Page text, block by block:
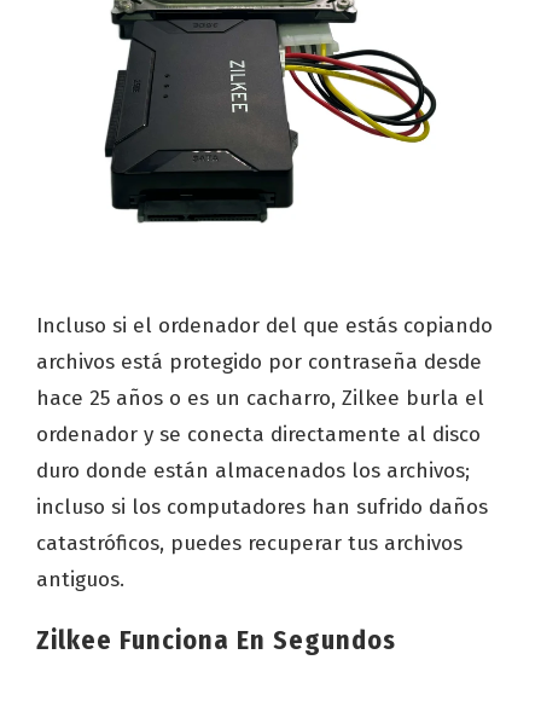
Incluso si el ordenador del que estás copiando
archivos está protegido por contraseña desde
hace 25 años o es un cacharro, Zilkee burla el
ordenador y se conecta directamente al disco
duro donde están almacenados los archivos;
incluso si los computadores han sufrido daños
catastróficos, puedes recuperar tus archivos
antiguos.
Zilkee Funciona En Segundos